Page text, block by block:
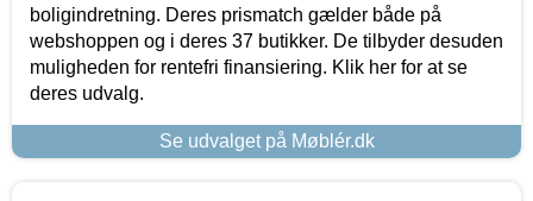
boligindretning. Deres prismatch gælder både på
webshoppen og i deres 37 butikker. De tilbyder desuden
muligheden for rentefri finansiering. Klik her for at se
deres udvalg.
Se udvalget på Møblér.dk